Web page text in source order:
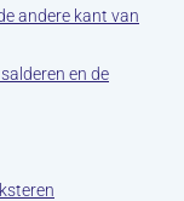
andere kant van
en de